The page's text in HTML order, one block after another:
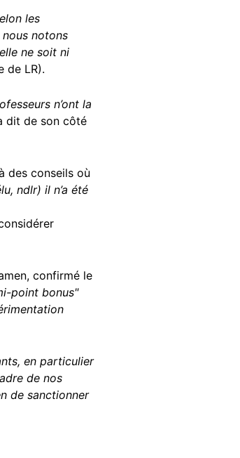
les
notons
ne soit ni
de LR).
n’ont la
dit de son côté
des conseils où
ndlr) il n’a été
confirmé le
point bonus"
en particulier
de nos
de sanctionner